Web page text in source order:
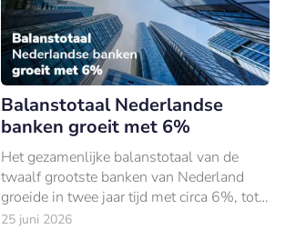
Balanstotaal Nederlandse
banken groeit met 6%
Het gezamenlijke balanstotaal van de
twaalf grootste banken van Nederland
groeide in twee jaar tijd met circa 6%, tot
€2.486 miljard. ING torent met €1.
25 juni 2026